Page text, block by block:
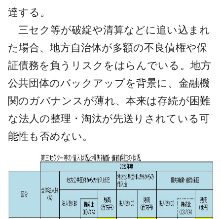
達する。
三セク等が破綻や清算などに追い込まれ
た場合、地方自治体が多額の不良債権や保
証債務を負うリスクをはらんでいる。地方
公共団体のバックアップを背景に、金融機
関のガバナンスが薄れ、本来は存続が困難
な法人の整理・淘汰が先送りされている可
能性も否めない。